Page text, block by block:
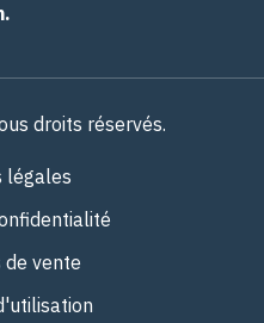
droits réservés.
légales
de vente